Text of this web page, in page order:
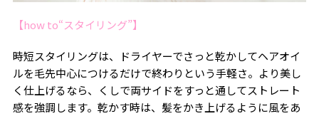
【how to“スタイリング”】
時短スタイリングは、ドライヤーでさっと乾かしてヘアオイ
ルを毛先中心につけるだけで終わりという手軽さ。より美し
く仕上げるなら、くしで両サイドをすっと通してストレート
感を強調します。乾かす時は、髪をかき上げるように風をあ